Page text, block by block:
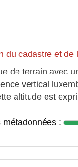
du cadastre et de
de terrain avec
vertical
altitude est
:
métadonnées :